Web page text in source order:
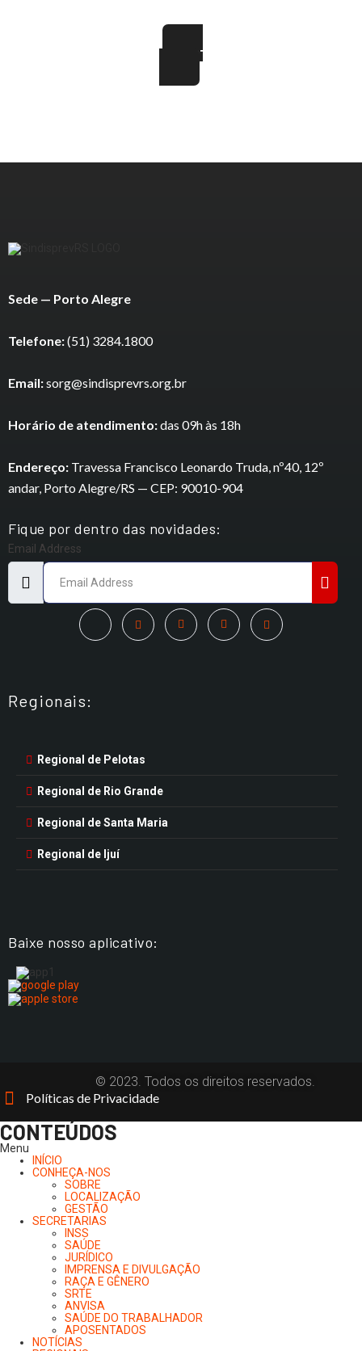
JUNTOS SOMOS MAIS FORTES
FAÇA PARTE
Sede — Porto Alegre
Telefone:(51) 3284.1800
Email:sorg@sindisprevrs.org.br
Horário de atendimento:das 09h às 18h
Endereço: Travessa Francisco Leonardo Truda, nº40, 12º
andar, Porto Alegre/RS — CEP: 90010-904
Fique por dentro das novidades:
Email Address
Regionais:
Regional de Pelotas
Regional de Rio Grande
Regional de Santa Maria
Regional de Ijuí
Baixe nosso aplicativo:
© 2023. Todos os direitos reservados.
Políticas de Privacidade
CONTEÚDOS
Menu
INÍCIO
CONHEÇA-NOS
SOBRE
LOCALIZAÇÃO
GESTÃO
SECRETARIAS
INSS
SAÚDE
JURÍDICO
IMPRENSA E DIVULGAÇÃO
RAÇA E GÊNERO
SRTE
ANVISA
SAÚDE DO TRABALHADOR
APOSENTADOS
NOTÍCIAS